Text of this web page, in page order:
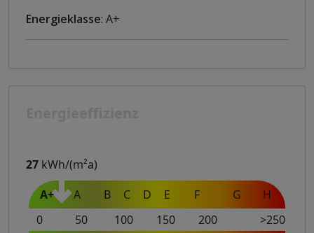
Energieklasse: A+
A+ A B C D E F G H
27 kWh/(m²a)
0 50 100 150 200
>250